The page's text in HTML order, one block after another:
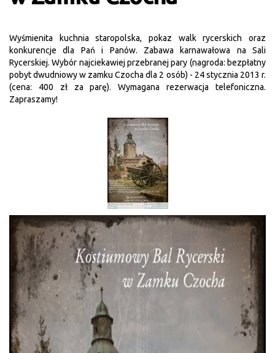
Wyśmienita kuchnia staropolska, pokaz walk rycerskich oraz
konkurencje dla Pań i Panów. Zabawa karnawałowa na Sali
Rycerskiej. Wybór najciekawiej przebranej pary (nagroda: bezpłatny
pobyt dwudniowy w zamku Czocha dla 2 osób) - 24 stycznia 2013 r.
(cena: 400 zł za parę). Wymagana rezerwacja telefoniczna.
Zapraszamy!